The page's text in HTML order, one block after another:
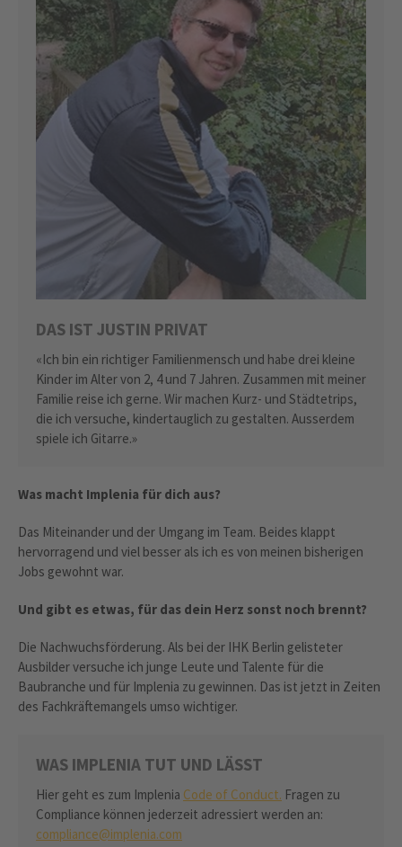
DAS IST JUSTIN PRIVAT
«Ich bin ein richtiger Familienmensch und habe drei kleine
Kinder im Alter von 2, 4 und 7 Jahren. Zusammen mit meiner
Familie reise ich gerne. Wir machen Kurz- und Städtetrips,
die ich versuche, kindertauglich zu gestalten. Ausserdem
spiele ich Gitarre.»
Was macht Implenia für dich aus?
Das Miteinander und der Umgang im Team. Beides klappt
hervorragend und viel besser als ich es von meinen bisherigen
Jobs gewohnt war.
Und gibt es etwas, für das dein Herz sonst noch brennt?
Die Nachwuchsförderung. Als bei der IHK Berlin gelisteter
Ausbilder versuche ich junge Leute und Talente für die
Baubranche und für Implenia zu gewinnen. Das ist jetzt in Zeiten
des Fachkräftemangels umso wichtiger.
WAS IMPLENIA TUT UND LÄSST
Hier geht es zum Implenia Code of Conduct. Fragen zu
Compliance können jederzeit adressiert werden an:
compliance@implenia.com